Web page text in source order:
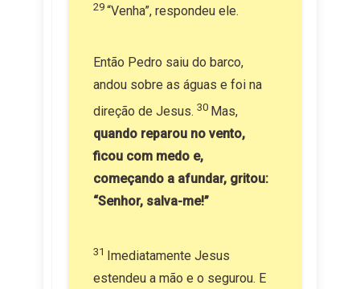
29 “Venha”, respondeu ele.
Então Pedro saiu do barco,
andou sobre as águas e foi na
direção de Jesus. 30 Mas,
quando reparou no vento,
ficou com medo e,
começando a afundar, gritou:
“Senhor, salva-me!”
31
Imediatamente Jesus
estendeu a mão e o segurou. E